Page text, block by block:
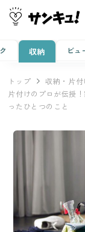
収納 ビュ
トップ 収納・片付
片付けのプロが伝授
ったひとつのこと